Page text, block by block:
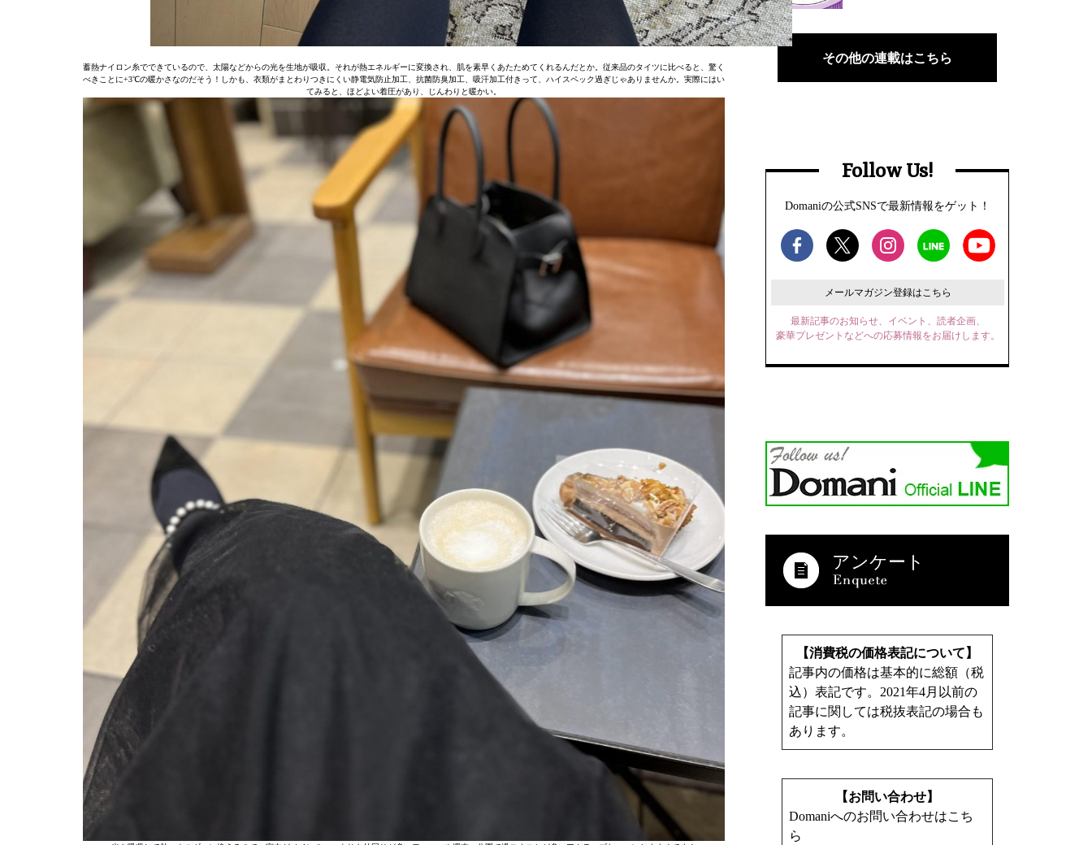
蓄熱ナイロン糸でできているので、太陽などからの光を生地が吸収。それが熱エネルギーに変換され、肌を素早くあたためてくれるんだとか。従来品のタイツに比べると、驚く
べきことに+3℃の暖かさなのだそう！しかも、衣類がまとわりつきにくい静電気防止加工、抗菌防臭加工、吸汗加工付きって、ハイスペック過ぎじゃありませんか。実際にはい
てみると、ほどよい着圧があり、じんわりと暖かい。
その他の連載はこちら
Follow Us!
Domaniの公式SNSで最新情報をゲット！
メールマガジン登録はこちら
最新記事のお知らせ、イベント、読者企画、
豪華プレゼントなどへの応募情報をお届けします。
アンケート
【消費税の価格表記について】
記事内の価格は基本的に総額（税
込）表記です。2021年4月以前の
記事に関しては税抜表記の場合も
あります。
【お問い合わせ】
Domaniへのお問い合わせはこち
ら